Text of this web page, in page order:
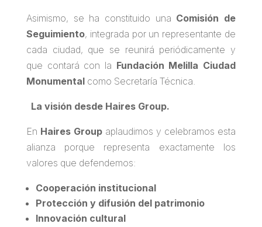
Asimismo, se ha constituido una Comisión de
Seguimiento, integrada por un representante de
cada ciudad, que se reunirá periódicamente y
que contará con la Fundación Melilla Ciudad
Monumentalcomo Secretaría Técnica.
La visión desde Haires Group.
En Haires Groupaplaudimos y celebramos esta
alianza porque representa exactamente los
valores que defendemos:
Cooperación institucional
Protección y difusión del patrimonio
Innovación cultural